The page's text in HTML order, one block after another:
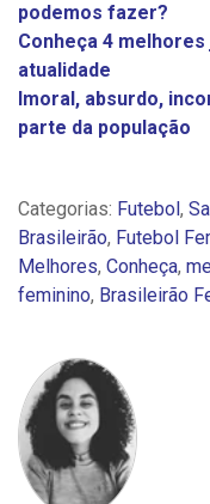
podemos fazer?
Conheça 4
atualidade
Imoral, absurdo,
parte da população
Categorias: Futebol ,
Brasileirão, Futebol
Melhores, Conheça,
feminino, Brasileirão